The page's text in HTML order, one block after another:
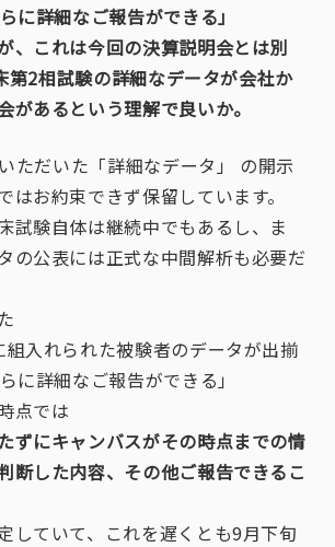
に詳細なご報告ができる」
、これは今回の決算説明会とは別
第2相試験の詳細なデータが会社か
があるという理解で良いか。
ただいた「詳細なデータ」 の開示
はお約束できず保留しています。
試験自体は継続中でもあるし、ま
の公表には正式な中間解析も必要だ
組⼊れられた被験者のデータが出揃
に詳細なご報告ができる」
点では
ずにキャンバスがその時点までの情
断した内容、その他ご報告できるこ
していて、これを遅くとも9月下旬